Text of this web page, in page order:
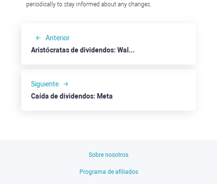
periodically to stay informed about any changes.
Anterior
Aristócratas de dividendos: Walmart
Siguiente
Caída de dividendos: Meta
Sobre nosotros
Programa de afiliados